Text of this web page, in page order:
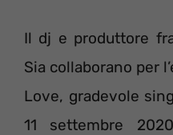
Il dj e produttore
Sia collaborano per
Love, gradevole
11 settembre